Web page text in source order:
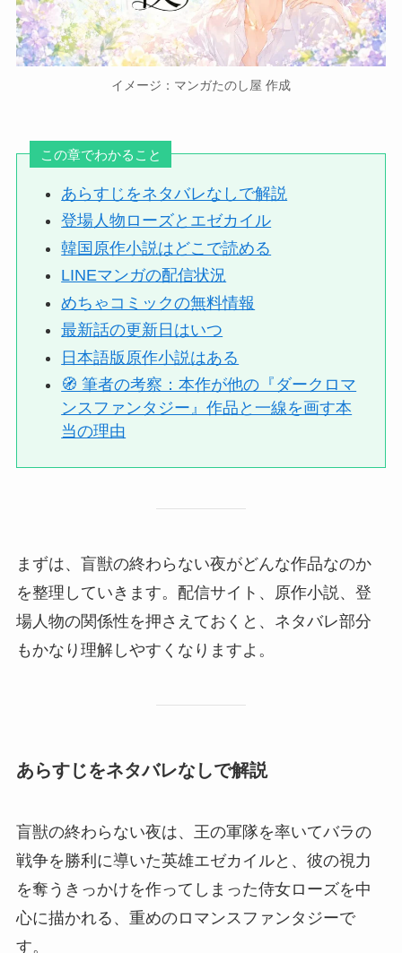
イメージ：マンガたのし屋 作成
この章でわかること
あらすじをネタバレなしで解説
登場人物ローズとエゼカイル
韓国原作小説はどこで読める
LINEマンガの配信状況
めちゃコミックの無料情報
最新話の更新日はいつ
日本語版原作小説はある
🧭 筆者の考察：本作が他の『ダークロマ
ンスファンタジー』作品と一線を画す本
当の理由
まずは、盲獣の終わらない夜がどんな作品なのか
を整理していきます。配信サイト、原作小説、登
場人物の関係性を押さえておくと、ネタバレ部分
もかなり理解しやすくなりますよ。
あらすじをネタバレなしで解説
盲獣の終わらない夜は、王の軍隊を率いてバラの
戦争を勝利に導いた英雄エゼカイルと、彼の視力
を奪うきっかけを作ってしまった侍女ローズを中
心に描かれる、重めのロマンスファンタジーで
す。